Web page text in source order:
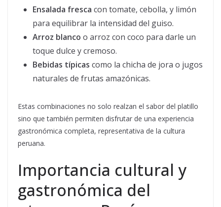
Ensalada fresca con tomate, cebolla, y limón
para equilibrar la intensidad del guiso.
Arroz blanco o arroz con coco para darle un
toque dulce y cremoso.
Bebidas típicas como la chicha de jora o jugos
naturales de frutas amazónicas.
Estas combinaciones no solo realzan el sabor del platillo
sino que también permiten disfrutar de una experiencia
gastronómica completa, representativa de la cultura
peruana.
Importancia cultural y
gastronómica del